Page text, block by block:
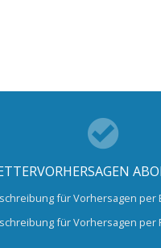
für Vorhersagen per
für Vorhersagen per